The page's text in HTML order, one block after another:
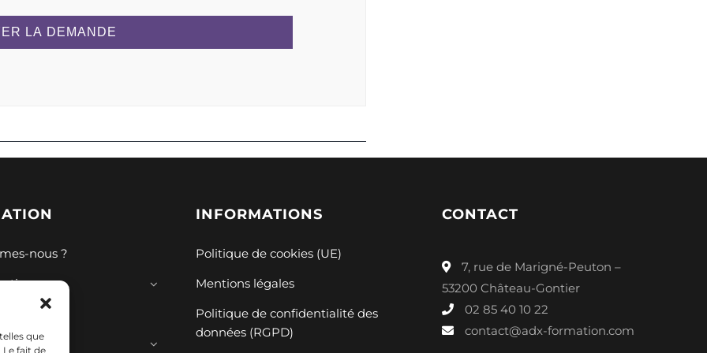
que
fait de
LA DEMANDE
nous ?
INFORMATIONS
Politique de cookies (UE)
Mentions légales
Politique de confidentialité des
données (RGPD)
CONTACT
7, rue de Marigné-Peuton –
53200 Château-Gontier
02 85 40 10 22
contact@adx-formation.com